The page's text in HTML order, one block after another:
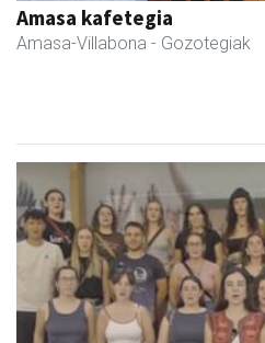
Amasa kafetegia
Amasa-Villabona - Gozotegiak